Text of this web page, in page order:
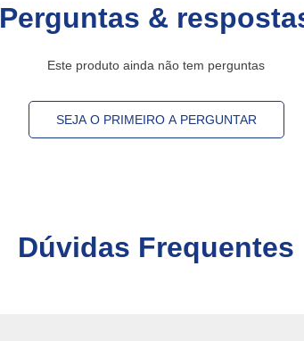
Perguntas &
Este produto ainda não tem perguntas
SEJA O PRIMEIRO A PERGUNTAR
Dúvidas Frequentes